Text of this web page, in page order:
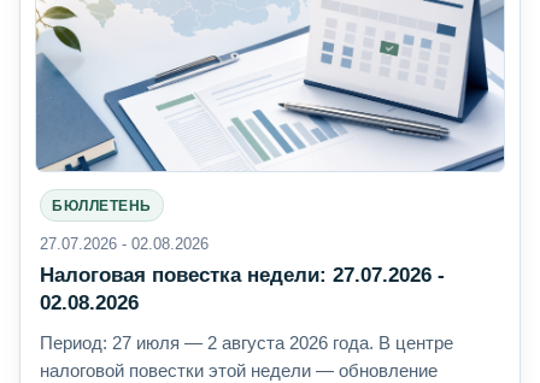
БЮЛЛЕТЕНЬ
27.07.2026 - 02.08.2026
Налоговая повестка недели: 27.07.2026 -
02.08.2026
Период: 27 июля — 2 августа 2026 года. В центре
налоговой повестки этой недели — обновление